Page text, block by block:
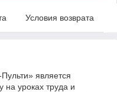
Условия возврата
является
уроках труда и